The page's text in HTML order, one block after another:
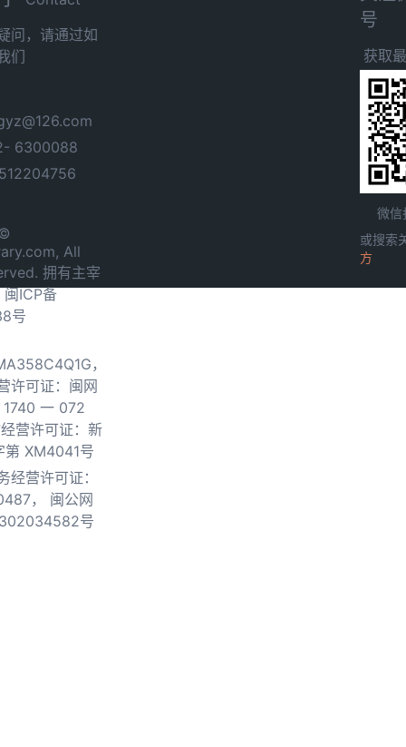
问，请通过如
们
6300088
All
拥有主宰
闽ICP备
号
，
许可证：闽网
一 072
营许可证：新
第 XM4041号
经营许可证：
，
闽公网
号
号
获取
微信
或搜索
方